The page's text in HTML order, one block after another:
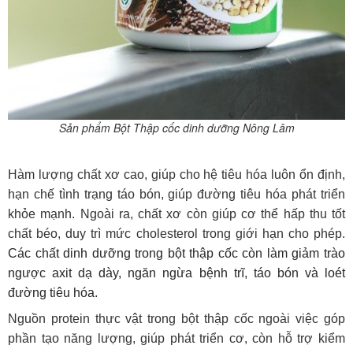
Sản phẩm Bột Thập cốc dinh dưỡng Nông Lâm
Hàm lượng chất xơ cao, giúp cho hệ tiêu hóa luôn ổn định,
hạn chế tình trạng táo bón, giúp đường tiêu hóa phát triển
khỏe mạnh. Ngoài ra, chất xơ còn giúp cơ thể hấp thu tốt
chất béo, duy trì mức cholesterol trong giới hạn cho phép.
Các chất dinh dưỡng trong bột thập cốc còn làm giảm trào
ngược axit dạ dày, ngăn ngừa bệnh trĩ, táo bón và loét
đường tiêu hóa.
Nguồn protein thực vật trong bột thập cốc ngoài việc góp
phần tạo năng lượng, giúp phát triển cơ, còn hỗ trợ kiểm